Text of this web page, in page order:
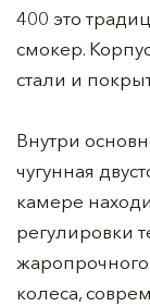
400 это
смокер.
стали и
Внутри
чугунная
камере
регулировки
колеса,